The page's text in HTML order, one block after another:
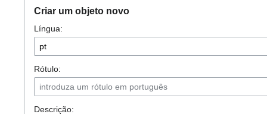
Criar um objeto novo
Língua:
Rótulo:
Descrição: